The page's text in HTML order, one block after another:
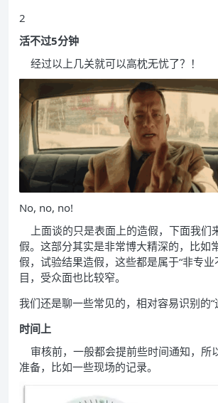
2
活不过5分钟
经过以上几关就可以高枕无忧了？！
No, no, no!
上面谈的只是表面上的造假，下面我们
假。这部分其实是非常博大精深的，比如
假，试验结果造假，这些都是属于“非专业
目，受众面也比较窄。
我们还是聊一些常见的，相对容易识别的“
时间上
审核前，一般都会提前些时间通知，所
准备，比如一些现场的记录。